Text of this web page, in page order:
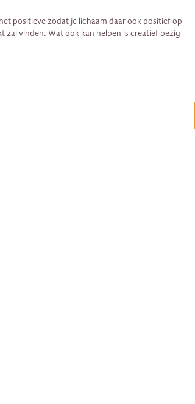
positieve zodat je lichaam daar ook positief op
zal vinden. Wat ook kan helpen is creatief bezig